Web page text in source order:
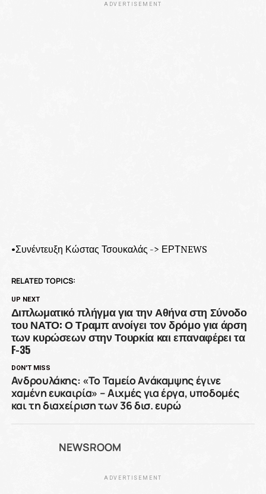
ADVERTISEMENT
•Συνέντευξη Κώστας Τσουκαλάς -> ΕΡΤNEWS
RELATED TOPICS:
UP NEXT
Διπλωματικό πλήγμα για την Αθήνα στη Σύνοδο
του ΝΑΤΟ: Ο Τραμπ ανοίγει τον δρόμο για άρση
των κυρώσεων στην Τουρκία και επαναφέρει τα
F-35
DON'T MISS
Ανδρουλάκης: «Το Ταμείο Ανάκαμψης έγινε
χαμένη ευκαιρία» – Αιχμές για έργα, υποδομές
και τη διαχείριση των 36 δισ. ευρώ
NEWSROOM
ADVERTISEMENT